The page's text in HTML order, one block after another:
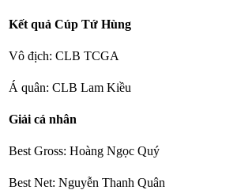
Kết quả Cúp Tứ Hùng
Vô địch: CLB TCGA
Á quân: CLB Lam Kiều
Giải cá nhân
Best Gross: Hoàng Ngọc Quý
Best Net: Nguyễn Thanh Quân